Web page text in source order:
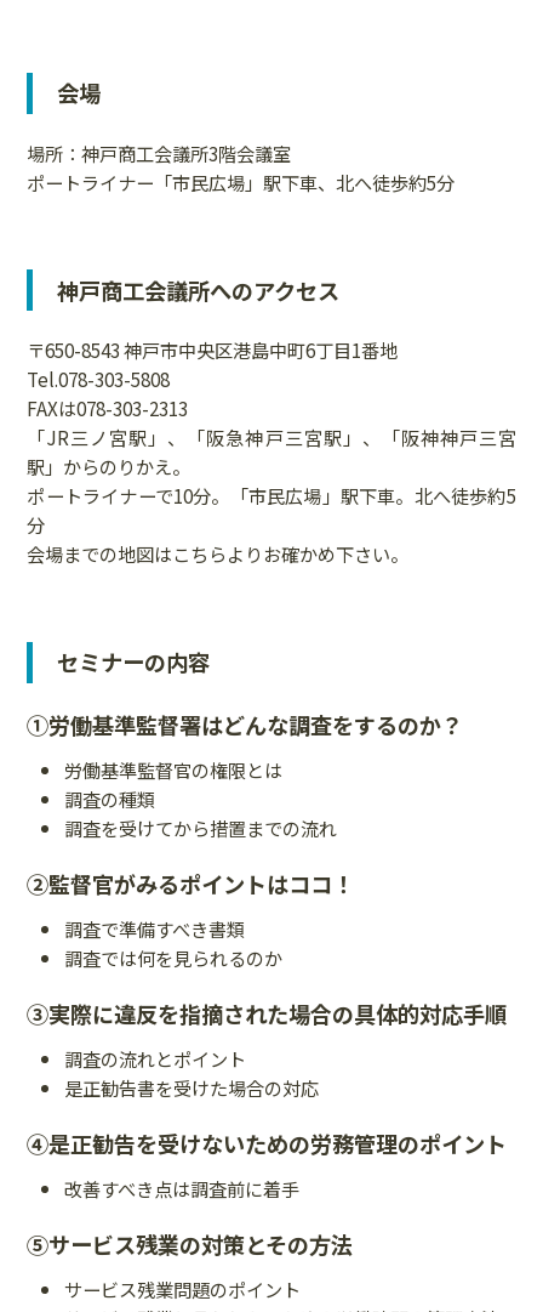
会場
場所：神戸商工会議所3階会議室
ポートライナー「市民広場」駅下車、北へ徒歩約5分
神戸商工会議所へのアクセス
〒650-8543 神戸市中央区港島中町6丁目1番地
Tel.078-303-5808
FAXは078-303-2313
「JR三ノ宮駅」、「阪急神戸三宮駅」、「阪神神戸三宮
駅」からのりかえ。
ポートライナーで10分。「市民広場」駅下車。北へ徒歩約5
分
会場までの地図はこちらよりお確かめ下さい。
セミナーの内容
①労働基準監督署はどんな調査をするのか？
労働基準監督官の権限とは
調査の種類
調査を受けてから措置までの流れ
②監督官がみるポイントはココ！
調査で準備すべき書類
調査では何を見られるのか
③実際に違反を指摘された場合の具体的対応手順
調査の流れとポイント
是正勧告書を受けた場合の対応
④是正勧告を受けないための労務管理のポイント
改善すべき点は調査前に着手
⑤サービス残業の対策とその方法
サービス残業問題のポイント